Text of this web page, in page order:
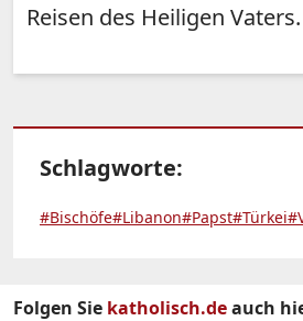
Reisen des Heiligen Vaters.
Schlagworte:
#Bischöfe#Libanon#Papst#Türkei
Folgen Sie katholisch.deauch